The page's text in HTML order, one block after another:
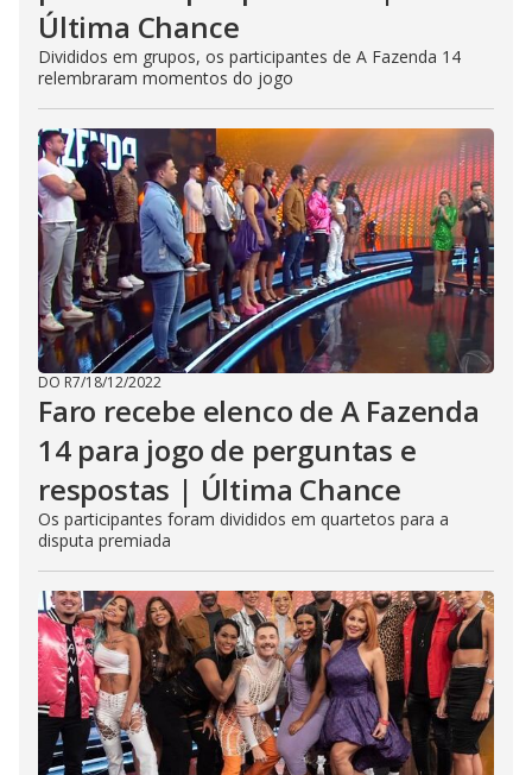
Última Chance
Divididos em grupos, os participantes de A Fazenda 14
relembraram momentos do jogo
DO R7/18/12/2022
Faro recebe elenco de A Fazenda
14 para jogo de perguntas e
respostas | Última Chance
Os participantes foram divididos em quartetos para a
disputa premiada